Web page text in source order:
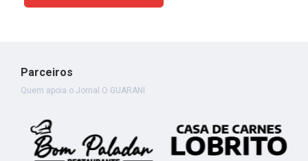
Parceiros
Quem apoia o Jornal O GUARANI